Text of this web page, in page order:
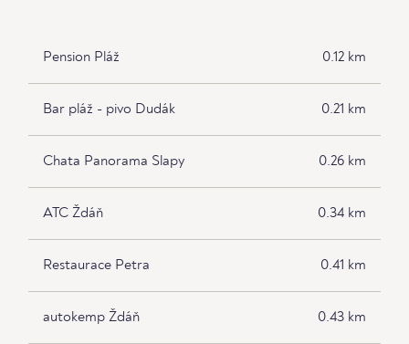
Pension Pláž 0.12 km
Bar pláž - pivo Dudák 0.21 km
Chata Panorama Slapy 0.26 km
ATC Ždáň 0.34 km
Restaurace Petra 0.41 km
autokemp Ždáň 0.43 km